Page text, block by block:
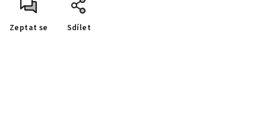
Zeptat se Sdílet